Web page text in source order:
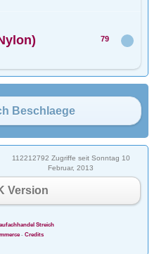
79
Beschlaege
112212792 Zugriffe seit Sonntag 10
Februar, 2013
Version
Streich
- Credits